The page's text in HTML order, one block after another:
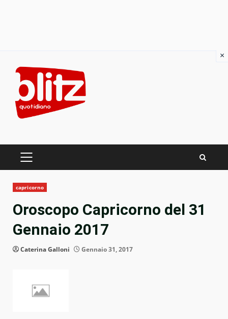
content
PRIMARY
capricorno
Oroscopo Capricorno del 31
Gennaio 2017
Caterina Galloni Gennaio 31, 2017
×